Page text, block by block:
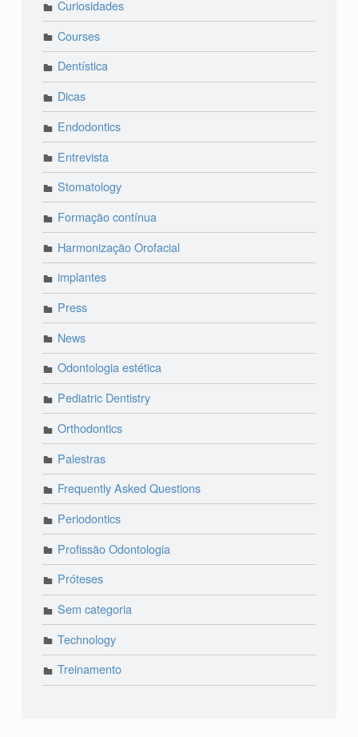
Curiosidades
Courses
Dentística
Dicas
Endodontics
Entrevista
Stomatology
Formação contínua
Harmonização Orofacial
implantes
Press
News
Odontologia estética
Pediatric Dentistry
Orthodontics
Palestras
Frequently Asked Questions
Periodontics
Profissão Odontologia
Próteses
Sem categoria
Technology
Treinamento